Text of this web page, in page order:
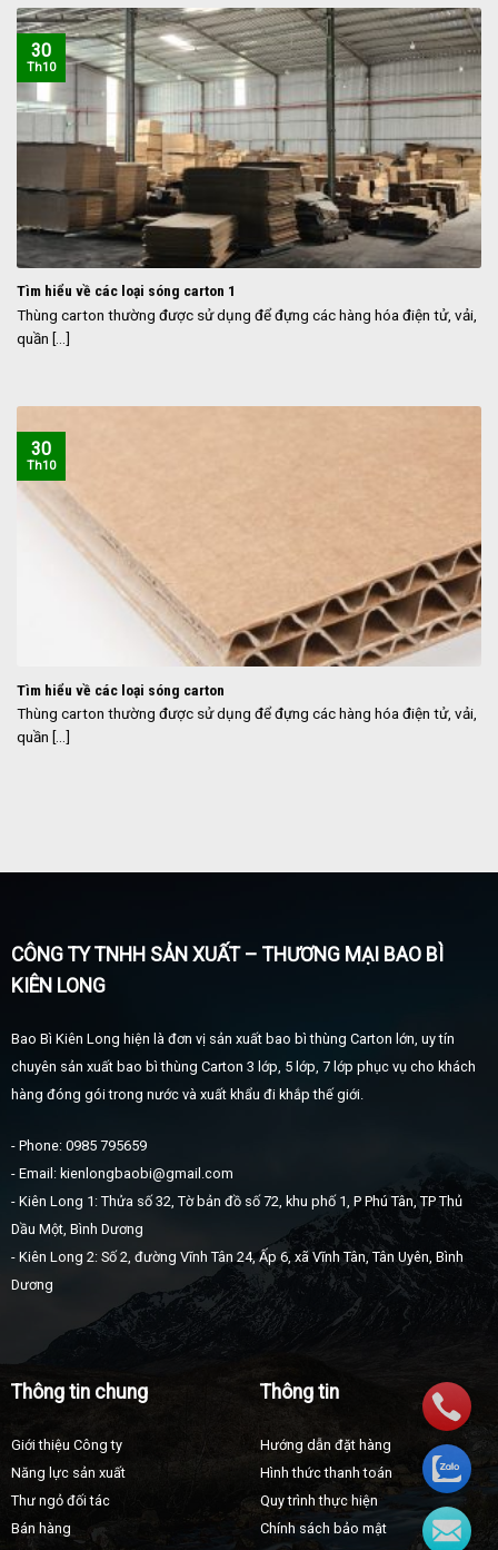
Tìm hiểu về các loại sóng carton 1
Thùng carton thường được sử dụng để đựng các hàng hóa điện tử, vải,
quần [...]
30
Th10
Tìm hiểu về các loại sóng carton
Thùng carton thường được sử dụng để đựng các hàng hóa điện tử, vải,
quần [...]
30
Th10
CÔNG TY TNHH SẢN XUẤT – THƯƠNG MẠI BAO BÌ
KIÊN LONG
Bao Bì Kiên Long hiện là đơn vị sản xuất bao bì thùng Carton lớn, uy tín
chuyên sản xuất bao bì thùng Carton 3 lớp, 5 lớp, 7 lớp phục vụ cho khách
hàng đóng gói trong nước và xuất khẩu đi khắp thế giới.
- Phone: 0985 795659
- Email: kienlongbaobi@gmail.com
- Kiên Long 1: Thửa số 32, Tờ bản đồ số 72, khu phố 1, P Phú Tân, TP Thủ
Dầu Một, Bình Dương
- Kiên Long 2: Số 2, đường Vĩnh Tân 24, Ấp 6, xã Vĩnh Tân, Tân Uyên, Bình
Dương
Thông tin chung
Giới thiệu Công ty
Năng lực sản xuất
Thư ngỏ đối tác
Bán hàng
Thông tin
Hướng dẫn đặt hàng
Hình thức thanh toán
Quy trình thực hiện
Chính sách bảo mật